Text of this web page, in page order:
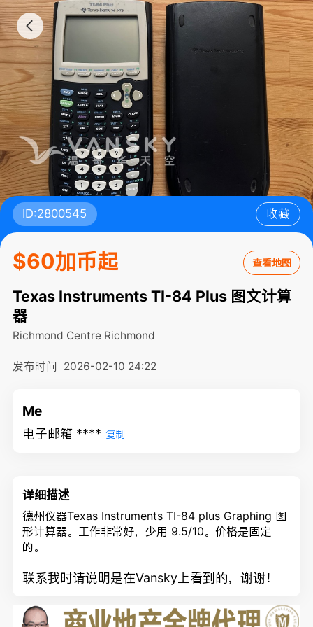
ID:2800545 收藏
$60加币起 查看地图
Texas Instruments TI-84 Plus 图文计算
器
Richmond Centre Richmond
发布时间 2026-02-10 24:22
Me
电子邮箱 **** 复制
详细描述
德州仪器Texas Instruments TI-84 plus Graphing 图
形计算器。工作非常好，少用 9.5/10。价格是固定
的。
联系我时请说明是在Vansky上看到的，谢谢！